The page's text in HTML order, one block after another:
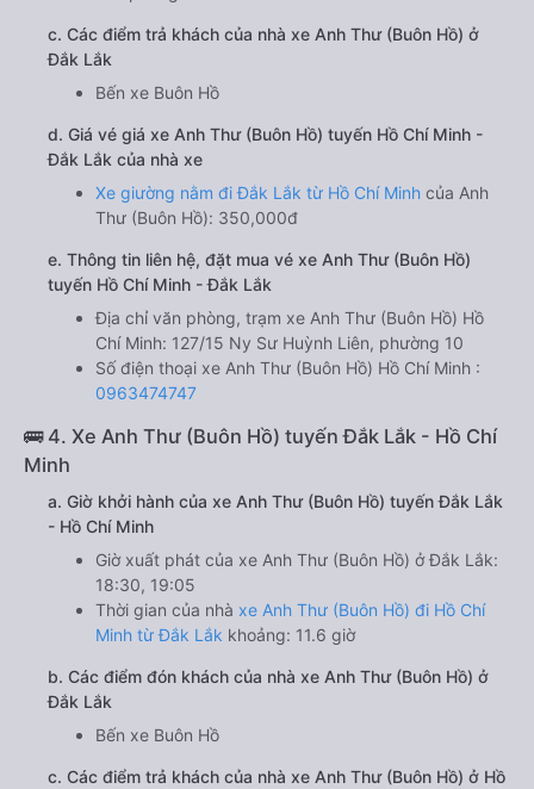
c. Các điểm trả khách của nhà xe Anh Thư (Buôn Hồ) ở
Đắk Lắk
Bến xe Buôn Hồ
d. Giá vé giá xe Anh Thư (Buôn Hồ) tuyến Hồ Chí Minh -
Đắk Lắk của nhà xe
Xe giường nằm đi Đắk Lắk từ Hồ Chí Minh của Anh
Thư (Buôn Hồ): 350,000đ
e. Thông tin liên hệ, đặt mua vé xe Anh Thư (Buôn Hồ)
tuyến Hồ Chí Minh - Đắk Lắk
Địa chỉ văn phòng, trạm xe Anh Thư (Buôn Hồ) Hồ
Chí Minh: 127/15 Ny Sư Huỳnh Liên, phường 10
Số điện thoại xe Anh Thư (Buôn Hồ) Hồ Chí Minh :
0963474747
🚌 4. Xe Anh Thư (Buôn Hồ) tuyến Đắk Lắk - Hồ Chí
Minh
a. Giờ khởi hành của xe Anh Thư (Buôn Hồ) tuyến Đắk Lắk
- Hồ Chí Minh
Giờ xuất phát của xe Anh Thư (Buôn Hồ) ở Đắk Lắk:
18:30, 19:05
Thời gian của nhà xe Anh Thư (Buôn Hồ) đi Hồ Chí
Minh từ Đắk Lắk khoảng: 11.6 giờ
b. Các điểm đón khách của nhà xe Anh Thư (Buôn Hồ) ở
Đắk Lắk
Bến xe Buôn Hồ
c. Các điểm trả khách của nhà xe Anh Thư (Buôn Hồ) ở Hồ